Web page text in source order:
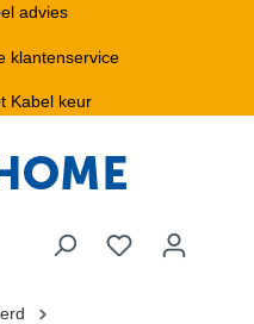
advies
klantenservice
Kabel keur